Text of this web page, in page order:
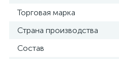
Торговая марка
Страна производства
Состав